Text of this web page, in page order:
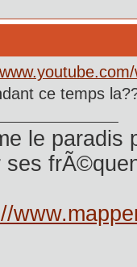
ce temps
le paradis
ses